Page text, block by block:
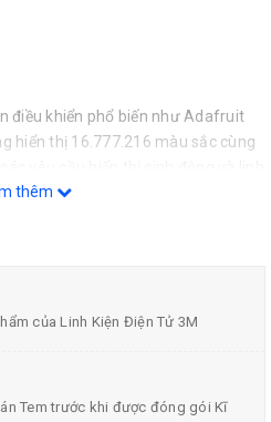
điều khiển phổ biến như Adafruit
hiển thị 16.777.216 màu sắc cùng
thêm
của Linh Kiện Điện Tử 3M
Tem trước khi được đóng gói Kĩ